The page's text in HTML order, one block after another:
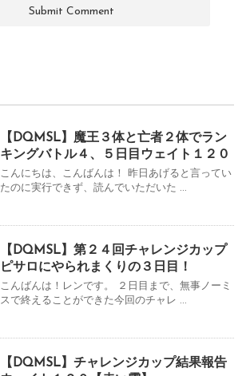
【DQMSL】魔王３体と亡者２体でラン
キングバトル４、５日目ウェイト１２０
こんにちは、こんばんは！ 昨日あげると言ってい
たのに実行できず、読んでいただいた ...
【DQMSL】第２４回チャレンジカップ
ピサロにやられまくりの３日目！
こんばんは！レンです。 ２日目まで、無事ノーミ
スで終えることができた今回のチャレ ...
【DQMSL】チャレンジカップ結果報告